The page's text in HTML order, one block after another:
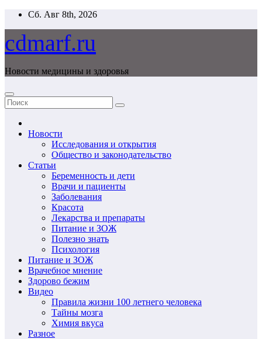
Перейти
содержимому
Сб. Авг 8th, 2026
cdmarf.ru
Новости медицины и здоровья
Новости
Исследования и открытия
Общество и законодательство
Статьи
Беременность и дети
Врачи и пациенты
Заболевания
Красота
Лекарства и препараты
Питание и ЗОЖ
Полезно знать
Психология
Питание и ЗОЖ
Врачебное мнение
Здорово бежим
Видео
Правила жизни 100 летнего человека
Тайны мозга
Химия вкуса
Разное